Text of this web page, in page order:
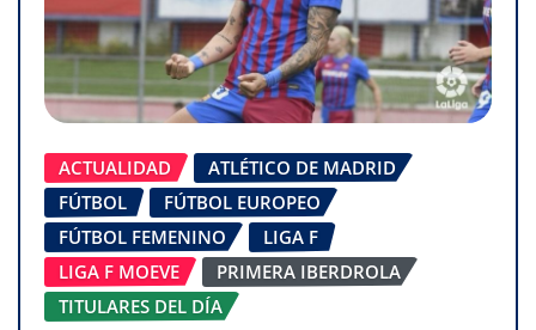
ACTUALIDAD
ATLÉTICO DE MADRID
FÚTBOL
FÚTBOL EUROPEO
FÚTBOL FEMENINO
LIGA F
LIGA F MOEVE
PRIMERA IBERDROLA
TITULARES DEL DÍA